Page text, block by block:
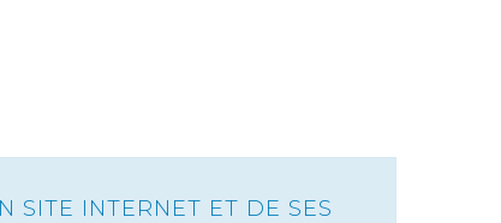
SITE INTERNET ET DE SES